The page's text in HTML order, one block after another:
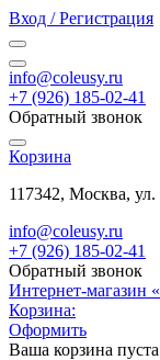
Вход / Регистрация
info@coleusy.ru
+7 (926) 185-02-41
Обратный звонок
Корзина
117342, Москва,
info@coleusy.ru
+7 (926) 185-02-41
Обратный звонок
Интернет-магазин
Корзина:
Оформить
Ваша корзина пуста